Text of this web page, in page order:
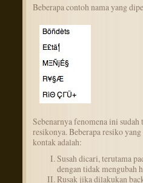
Beberapa contoh nama yang
Sebenarnya fenomena ini
resikonya. Beberapa resiko
kontak adalah:
Susah dicari, terutama
dengan tidak mengubah
Rusak jika dilakukan